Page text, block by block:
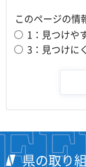
このページの情
1：見つけや
3：見つけに
県の取り